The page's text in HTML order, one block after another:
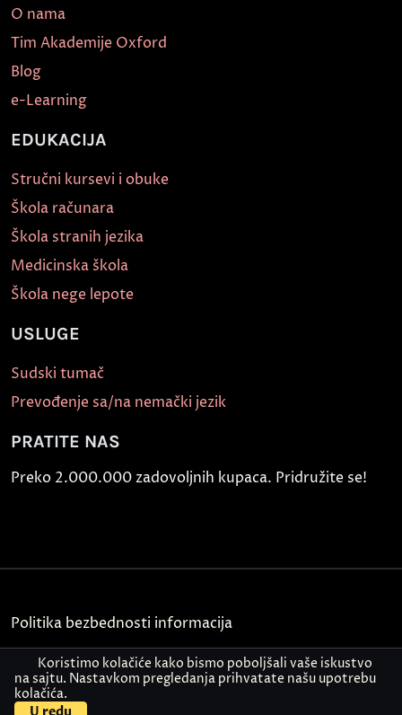
O nama
Tim Akademije Oxford
Blog
e-Learning
EDUKACIJA
Stručni kursevi i obuke
Škola računara
Škola stranih jezika
Medicinska škola
Škola nege lepote
USLUGE
Sudski tumač
Prevođenje sa/na nemački jezik
PRATITE NAS
Preko 2.000.000 zadovoljnih kupaca. Pridružite se!
Politika bezbednosti informacija
Kontakt
© Akademija Oxford 2026.
Koristimo kolačiće kako bismo poboljšali vaše iskustvo
na sajtu. Nastavkom pregledanja prihvatate našu upotrebu
kolačića.